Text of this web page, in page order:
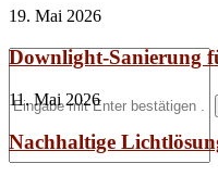
19. Mai 2026
Downlight-Sanierung
11. Mai 2026
Nachhaltige